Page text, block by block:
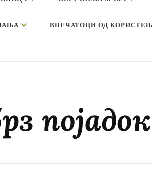
ВПЕЧАТОЦИ ОД
појадок